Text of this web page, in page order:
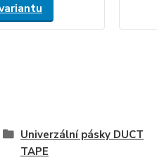
Univerzální pásky DUCT
TAPE